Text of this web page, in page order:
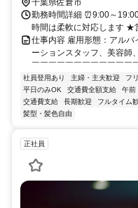
勤務時間詳細 ⏰9:00～
時間は柔軟に対応します ★
仕事内容 雇用形態：アル
ーションスタッフ、美容師
￣￣￣￣￣￣￣￣￣￣￣￣
社員登用あり 主婦・主夫歓迎 フ
平日のみOK
交通費全額支給 午前
交通費支給
長期歓迎 フルタイム
髪型・髪色自由
正社員